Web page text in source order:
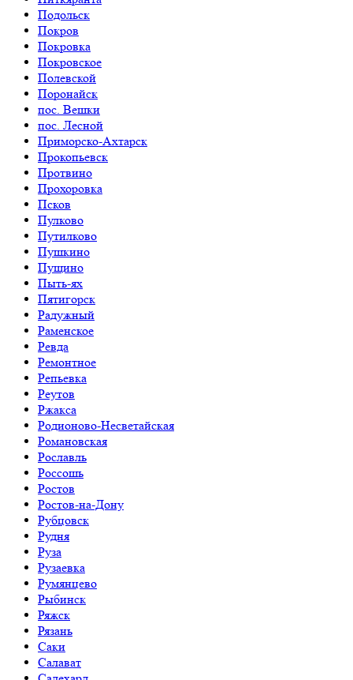
Подольск
Покров
Покровка
Покровское
Полевской
Поронайск
пос. Вешки
пос. Лесной
Приморско-Ахтарск
Прокопьевск
Протвино
Прохоровка
Псков
Пулково
Путилково
Пушкино
Пущино
Пыть-ях
Пятигорск
Радужный
Раменское
Ревда
Ремонтное
Репьевка
Реутов
Ржакса
Родионово-Несветайская
Романовская
Рославль
Россошь
Ростов
Ростов-на-Дону
Рубцовск
Рудня
Руза
Рузаевка
Румянцево
Рыбинск
Ряжск
Рязань
Саки
Салават